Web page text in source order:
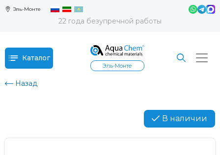
Эль-Монте
22 года безупречной работы
Каталог
Эль-Монте
Назад
В наличии